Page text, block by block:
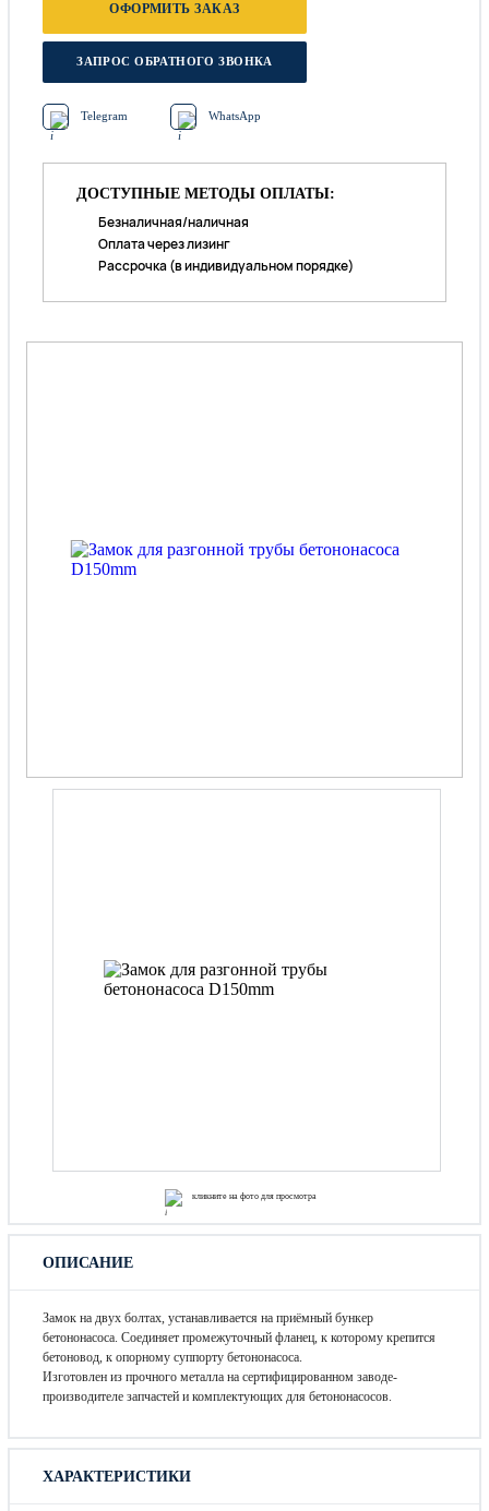
ОФОРМИТЬ ЗАКАЗ
ЗАПРОС ОБРАТНОГО ЗВОНКА
Telegram WhatsApp
ДОСТУПНЫЕ МЕТОДЫ ОПЛАТЫ:
Безналичная/наличная
Оплата через лизинг
Рассрочка (в индивидуальном порядке)
кликните на фото для просмотра
ОПИСАНИЕ
Замок на двух болтах, устанавливается на приёмный бункер
бетононасоса. Соединяет промежуточный фланец, к которому крепится
бетоновод, к опорному суппорту бетононасоса.
Изготовлен из прочного металла на сертифицированном заводе-
производителе запчастей и комплектующих для бетононасосов.
ХАРАКТЕРИСТИКИ